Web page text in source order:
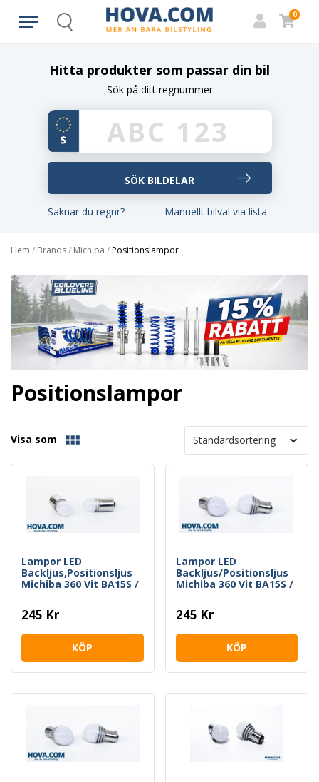
Search
0
Hitta produkter som passar din bil
Sök på ditt regnummer
Saknar du regnr? Manuellt bilval via lista
Hem / Brands/ Michiba /Positionslampor
Positionslampor
Visa som
Lampor LED
Backljus,Positionsljus
Michiba 360 Vit BA15S /
245 Kr
KÖP
Lampor LED
Backljus/Positionsljus
Michiba 360 Vit BA15S /
245 Kr
KÖP